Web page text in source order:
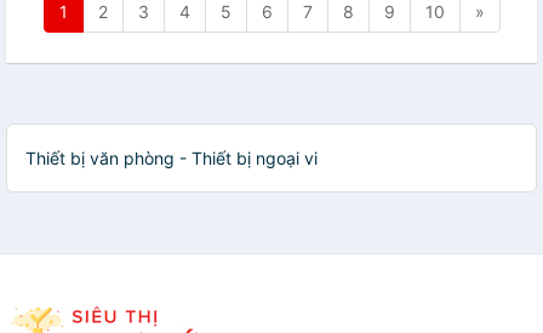
1 2 3 4 5 6 7 8 9 10 »
Thiết bị văn phòng - Thiết bị ngoại vi